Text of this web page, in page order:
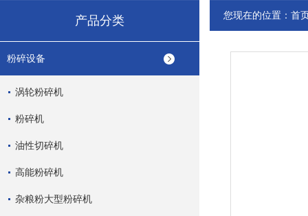
产品分类
粉碎设备
涡轮粉碎机
粉碎机
油性切碎机
高能粉碎机
杂粮粉大型粉碎机
您现在的位置： 首